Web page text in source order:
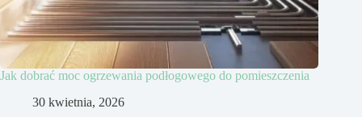
Jak dobrać moc ogrzewania podłogowego do pomieszczenia
30 kwietnia, 2026